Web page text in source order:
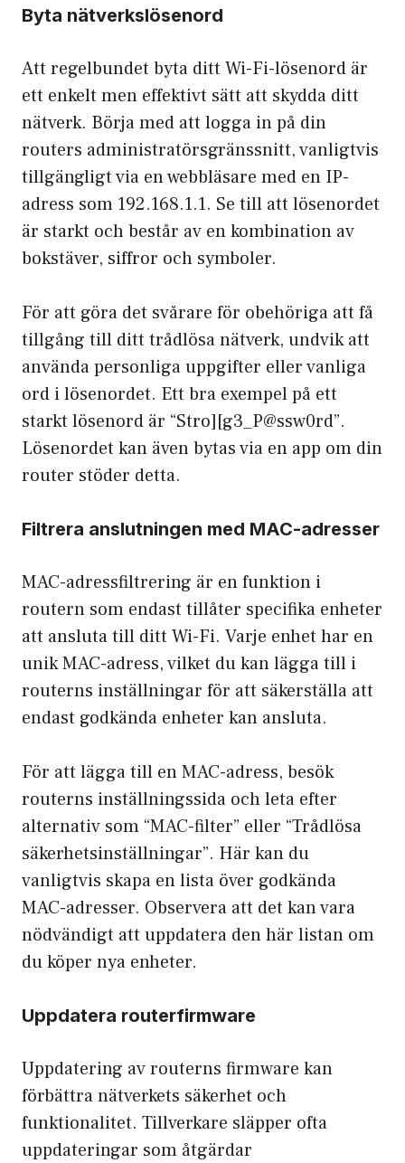
Byta nätverkslösenord
Att regelbundet byta ditt Wi-Fi-lösenord är
ett enkelt men effektivt sätt att skydda ditt
nätverk. Börja med att logga in på din
routers administratörsgränssnitt, vanligtvis
tillgängligt via en webbläsare med en IP-
adress som 192.168.1.1. Se till att lösenordet
är starkt och består av en kombination av
bokstäver, siffror och symboler.
För att göra det svårare för obehöriga att få
tillgång till ditt trådlösa nätverk, undvik att
använda personliga uppgifter eller vanliga
ord i lösenordet. Ett bra exempel på ett
starkt lösenord är “Stro][g3_P@ssw0rd”.
Lösenordet kan även bytas via en app om din
router stöder detta.
Filtrera anslutningen med MAC-adresser
MAC-adressfiltrering är en funktion i
routern som endast tillåter specifika enheter
att ansluta till ditt Wi-Fi. Varje enhet har en
unik MAC-adress, vilket du kan lägga till i
routerns inställningar för att säkerställa att
endast godkända enheter kan ansluta.
För att lägga till en MAC-adress, besök
routerns inställningssida och leta efter
alternativ som “MAC-filter” eller “Trådlösa
säkerhetsinställningar”. Här kan du
vanligtvis skapa en lista över godkända
MAC-adresser. Observera att det kan vara
nödvändigt att uppdatera den här listan om
du köper nya enheter.
Uppdatera routerfirmware
Uppdatering av routerns firmware kan
förbättra nätverkets säkerhet och
funktionalitet. Tillverkare släpper ofta
uppdateringar som åtgärdar